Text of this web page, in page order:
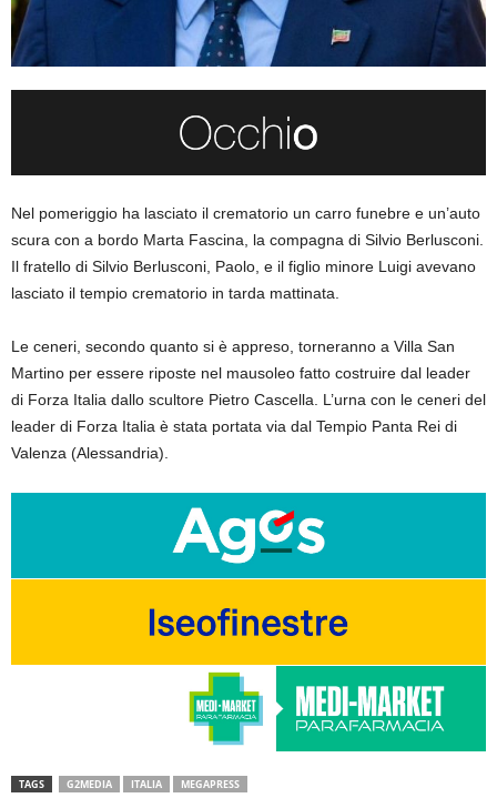
Nel pomeriggio ha lasciato il crematorio un carro funebre e un’auto
scura con a bordo Marta Fascina, la compagna di Silvio Berlusconi.
Il fratello di Silvio Berlusconi, Paolo, e il figlio minore Luigi avevano
lasciato il tempio crematorio in tarda mattinata.
Le ceneri, secondo quanto si è appreso, torneranno a Villa San
Martino per essere riposte nel mausoleo fatto costruire dal leader
di Forza Italia dallo scultore Pietro Cascella. L’urna con le ceneri del
leader di Forza Italia è stata portata via dal Tempio Panta Rei di
Valenza (Alessandria).
TAGS G2MEDIA ITALIA MEGAPRESS